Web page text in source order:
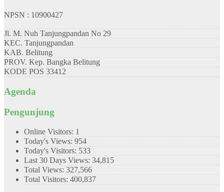
NPSN : 10900427
Jl. M. Nuh Tanjungpandan No 29
KEC. Tanjungpandan
KAB. Belitung
PROV. Kep. Bangka Belitung
KODE POS 33412
Agenda
Pengunjung
Online Visitors: 1
Today's Views: 954
Today's Visitors: 533
Last 30 Days Views: 34,815
Total Views: 327,566
Total Visitors: 400,837